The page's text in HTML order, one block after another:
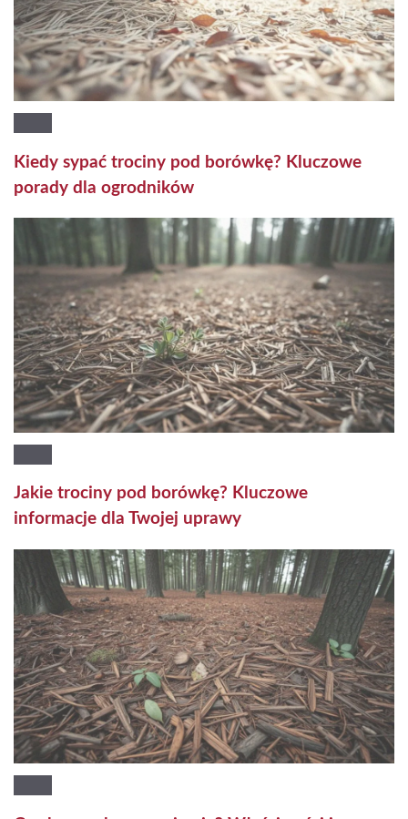
Kiedy sypać trociny pod borówkę? Kluczowe
porady dla ogrodników
Jakie trociny pod borówkę? Kluczowe
informacje dla Twojej uprawy